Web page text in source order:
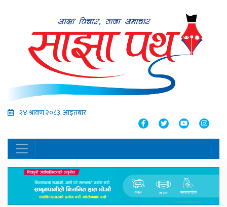
२४ श्रावण २०८३, आइतबार